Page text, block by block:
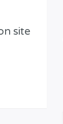
site